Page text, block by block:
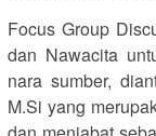
Focus Group
dan Nawacita
nara sumber,
M.Si yang